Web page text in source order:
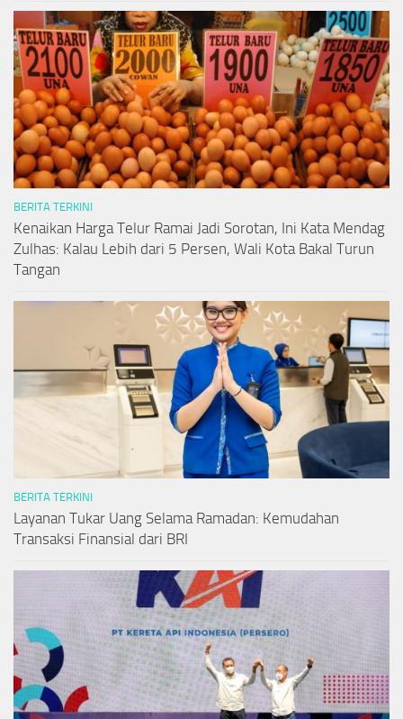
BERITA TERKINI
Kenaikan Harga Telur Ramai Jadi Sorotan, Ini Kata Mendag
Zulhas: Kalau Lebih dari 5 Persen, Wali Kota Bakal Turun
Tangan
BERITA TERKINI
Layanan Tukar Uang Selama Ramadan: Kemudahan
Transaksi Finansial dari BRI